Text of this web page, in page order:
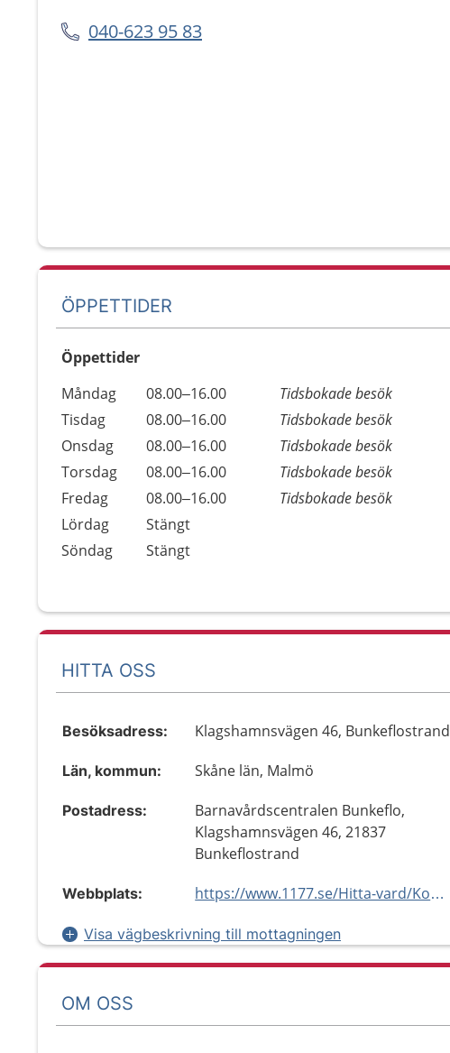
040-623 95 83
ÖPPETTIDER
Öppettider
Dag
Öppettider
Kommentarer
Måndag 08.00–16.00
Tidsbokade besök
Tisdag
08.00–16.00
Tidsbokade besök
Onsdag
08.00–16.00
Tidsbokade besök
Torsdag
08.00–16.00
Tidsbokade besök
Fredag
08.00–16.00
Tidsbokade besök
Lördag
Stängt
Söndag
Stängt
HITTA OSS
Besöksadress: Klagshamnsvägen 46, Bunkeflostrand
Län, kommun: Skåne län, Malmö
Postadress:
Barnavårdscentralen Bunkeflo,
Klagshamnsvägen 46, 21837
Bunkeflostrand
Webbplats: https://www.1177.se/Hitta-vard/Kontakt/?hsaid=SE162321000255-O18013
Visa vägbeskrivning till mottagningen
OM OSS